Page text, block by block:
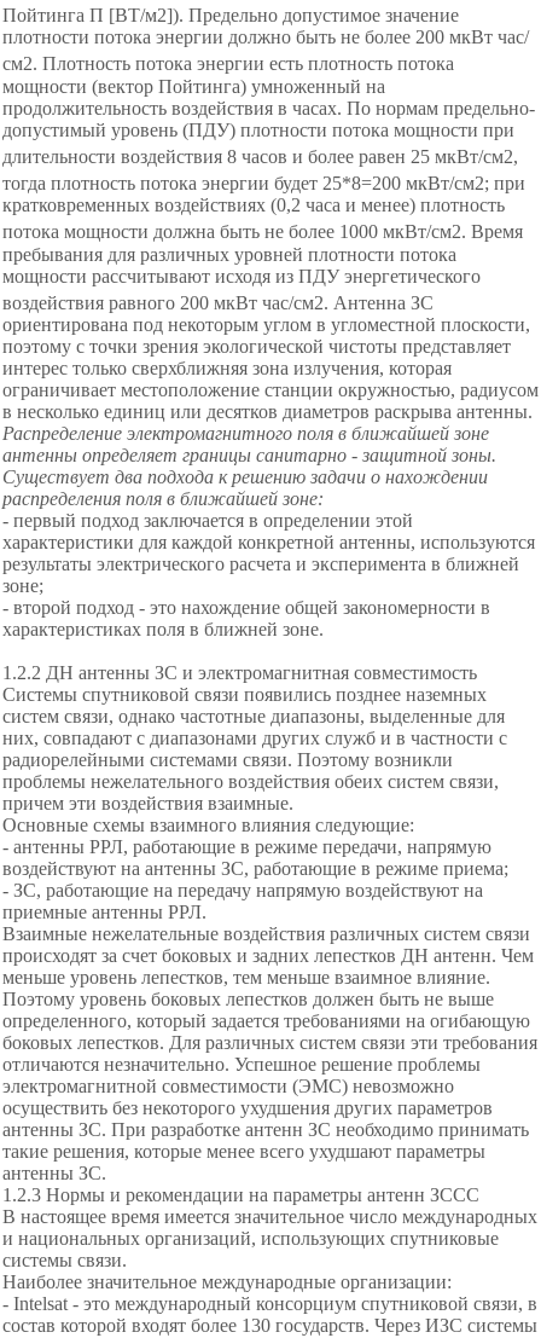
Пойтинга П [ВТ/м2]). Предельно допустимое значение
плотности потока энергии должно быть не более 200 мкВт час/
см2. Плотность потока энергии есть плотность потока
мощности (вектор Пойтинга) умноженный на
продолжительность воздействия в часах. По нормам предельно-
допустимый уровень (ПДУ) плотности потока мощности при
длительности воздействия 8 часов и более равен 25 мкВт/см2,
тогда плотность потока энергии будет 25*8=200 мкВт/см2; при
кратковременных воздействиях (0,2 часа и менее) плотность
потока мощности должна быть не более 1000 мкВт/см2. Время
пребывания для различных уровней плотности потока
мощности рассчитывают исходя из ПДУ энергетического
воздействия равного 200 мкВт час/см2. Антенна ЗС
ориентирована под некоторым углом в угломестной плоскости,
поэтому с точки зрения экологической чистоты представляет
интерес только сверхближняя зона излучения, которая
ограничивает местоположение станции окружностью, радиусом
в несколько единиц или десятков диаметров раскрыва антенны.
Распределение электромагнитного поля в ближайшей зоне
антенны определяет границы санитарно - защитной зоны.
Существует два подхода к решению задачи о нахождении
распределения поля в ближайшей зоне:
- первый подход заключается в определении этой
характеристики для каждой конкретной антенны, используются
результаты электрического расчета и эксперимента в ближней
зоне;
- второй подход - это нахождение общей закономерности в
характеристиках поля в ближней зоне.
1.2.2 ДН антенны ЗС и электромагнитная совместимость
Системы спутниковой связи появились позднее наземных
систем связи, однако частотные диапазоны, выделенные для
них, совпадают с диапазонами других служб и в частности с
радиорелейными системами связи. Поэтому возникли
проблемы нежелательного воздействия обеих систем связи,
причем эти воздействия взаимные.
Основные схемы взаимного влияния следующие:
- антенны РРЛ, работающие в режиме передачи, напрямую
воздействуют на антенны ЗС, работающие в режиме приема;
- ЗС, работающие на передачу напрямую воздействуют на
приемные антенны РРЛ.
Взаимные нежелательные воздействия различных систем связи
происходят за счет боковых и задних лепестков ДН антенн. Чем
меньше уровень лепестков, тем меньше взаимное влияние.
Поэтому уровень боковых лепестков должен быть не выше
определенного, который задается требованиями на огибающую
боковых лепестков. Для различных систем связи эти требования
отличаются незначительно. Успешное решение проблемы
электромагнитной совместимости (ЭМС) невозможно
осуществить без некоторого ухудшения других параметров
антенны ЗС. При разработке антенн ЗС необходимо принимать
такие решения, которые менее всего ухудшают параметры
антенны ЗС.
1.2.3 Нормы и рекомендации на параметры антенн ЗССС
В настоящее время имеется значительное число международных
и национальных организаций, использующих спутниковые
системы связи.
Наиболее значительное международные организации:
- Intelsat - это международный консорциум спутниковой связи, в
состав которой входят более 130 государств. Через ИЗС системы